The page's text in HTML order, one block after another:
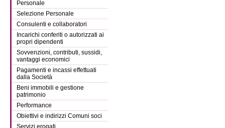
Personale
Selezione Personale
Consulenti e collaboratori
Incarichi conferiti o autorizzati ai
propri dipendenti
Sovvenzioni, contributi, sussidi,
vantaggi economici
Pagamenti e incassi effettuati
dalla Società
Beni immobili e gestione
patrimonio
Performance
Obiettivi e indirizzi Comuni soci
Servizi erogati